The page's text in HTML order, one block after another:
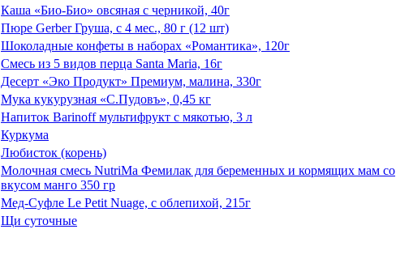
Каша «Био-Био» овсяная с черникой, 40г
Пюре Gerber Груша, с 4 мес., 80 г (12 шт)
Шоколадные конфеты в наборах «Романтика», 120г
Смесь из 5 видов перца Santa Maria, 16г
Десерт «Эко Продукт» Премиум, малина, 330г
Мука кукурузная «С.Пудовъ», 0,45 кг
Напиток Barinoff мультифрукт с мякотью, 3 л
Куркума
Любисток (корень)
Молочная смесь NutriMa Фемилак для беременных и кормящих мам со
вкусом манго 350 гр
Мед-Суфле Le Petit Nuage, с облепихой, 215г
Щи суточные